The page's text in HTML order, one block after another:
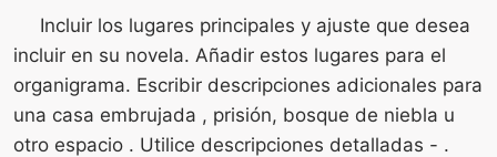
Incluir los lugares principales y ajuste que desea
incluir en su novela. Añadir estos lugares para el
organigrama. Escribir descripciones adicionales para
una casa embrujada , prisión, bosque de niebla u
otro espacio . Utilice descripciones detalladas - .